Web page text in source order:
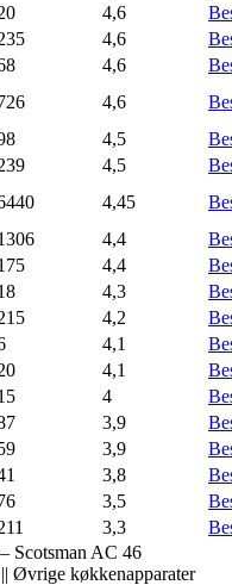
4,6
4,6
4,6
4,6
4,5
4,5
4,45
4,4
4,4
4,3
4,2
4,1
4,1
4
3,9
3,9
3,8
3,5
3,3
Scotsman AC 46
Øvrige køkkenapparater